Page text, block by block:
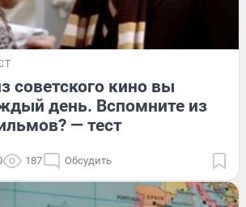
советского кино вы
день. Вспомните из
— тест
187 Обсудить